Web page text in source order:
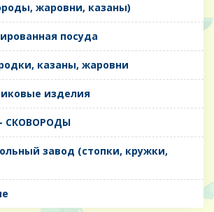
жаровни, казаны)
посуда
казаны, жаровни
изделия
СКОВОРОДЫ
завод (стопки, кружки,